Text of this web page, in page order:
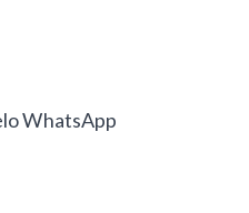
WhatsApp